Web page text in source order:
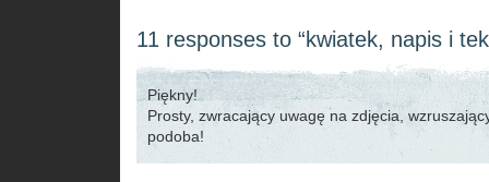
11 responses to “kwiatek, napis i
Piękny!
Prosty, zwracający uwagę na zdjęcia,
podoba!